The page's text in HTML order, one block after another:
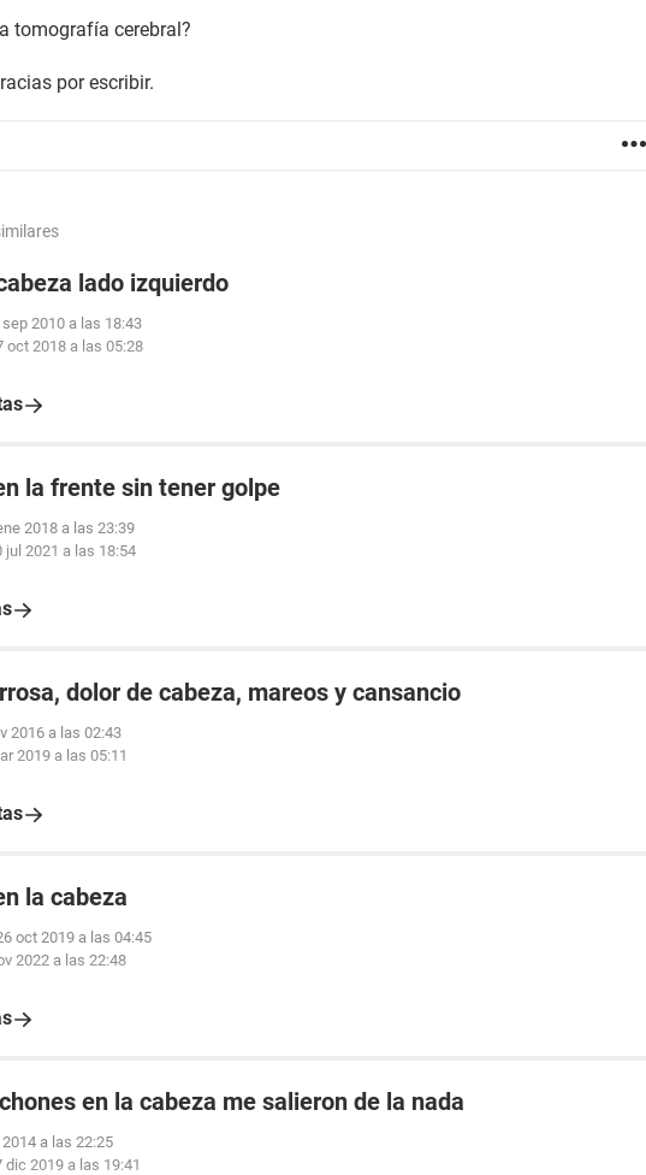
tomografía cerebral?
por escribir.
lado izquierdo
sep 2010 a las 18:43
oct 2018 a las 05:28
la frente sin tener golpe
2018 a las 23:39
jul 2021 a las 18:54
dolor de cabeza, mareos y cansancio
2016 a las 02:43
2019 a las 05:11
la cabeza
oct 2019 a las 04:45
2022 a las 22:48
en la cabeza me salieron de la nada
a las 22:25
dic 2019 a las 19:41